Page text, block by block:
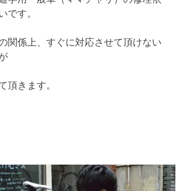
です。
関係上、すぐに対応させて頂けない
頂きます。